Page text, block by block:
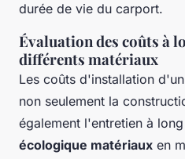
durée de vie du carport.
Évaluation des coûts à
différents matériaux
Les coûts d'installation d'un
non seulement la
également l'entretien à
écologique matériaux en